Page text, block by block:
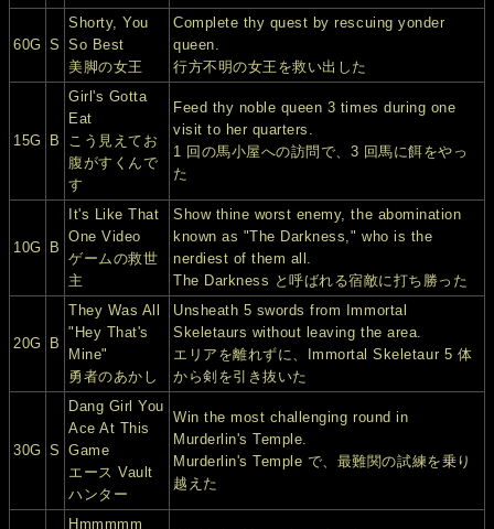
60G S
Shorty, You
So Best
美脚の女王
Complete thy quest by rescuing yonder
queen.
行方不明の女王を救い出した
15G B
Girl's Gotta
Eat
こう見えてお
腹がすくんで
す
Feed thy noble queen 3 times during one
visit to her quarters.
1 回の馬小屋への訪問で、3 回馬に餌をやっ
た
10G B
It's Like That
One Video
ゲームの救世
主
Show thine worst enemy, the abomination
known as "The Darkness," who is the
nerdiest of them all.
The Darkness と呼ばれる宿敵に打ち勝った
20G B
They Was All
"Hey That's
Mine"
勇者のあかし
Unsheath 5 swords from Immortal
Skeletaurs without leaving the area.
エリアを離れずに、Immortal Skeletaur 5 体
から剣を引き抜いた
30G S
Dang Girl You
Ace At This
Game
エース Vault
ハンター
Win the most challenging round in
Murderlin's Temple.
Murderlin's Temple で、最難関の試練を乗り
越えた
Hmmmmm